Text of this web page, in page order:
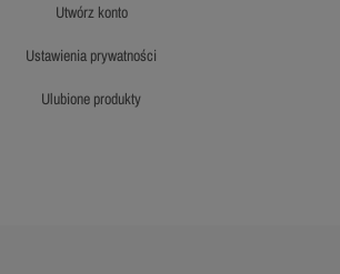
utwórz konto
ustawienia prywatności
ulubione produkty